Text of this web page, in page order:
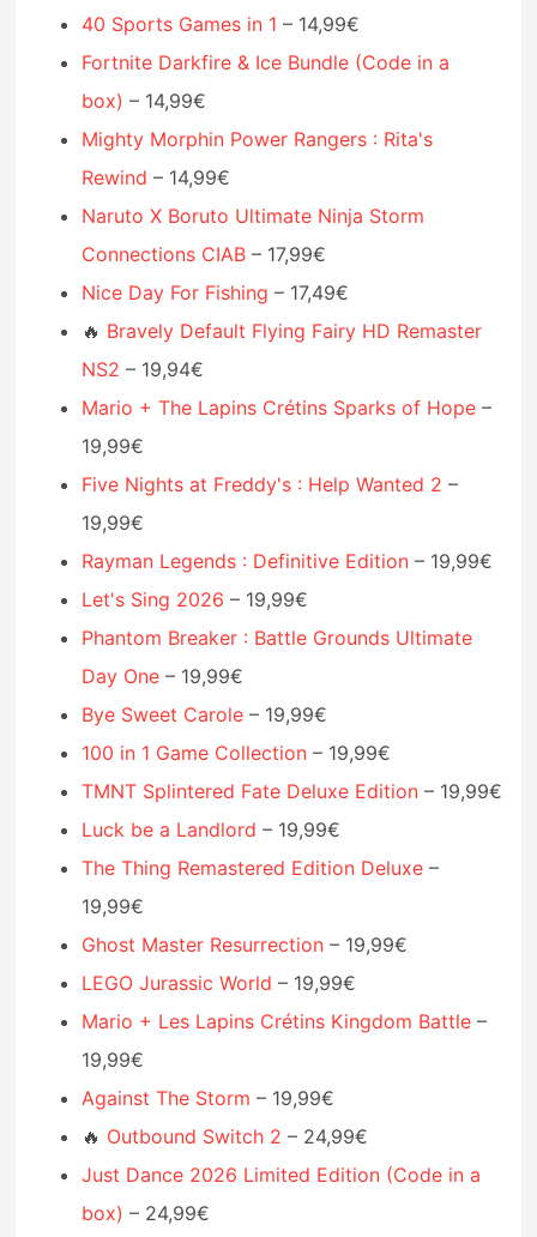
40 Sports Games in 1 – 14,99€
Fortnite Darkfire & Ice Bundle (Code in a
box) – 14,99€
Mighty Morphin Power Rangers : Rita's
Rewind – 14,99€
Naruto X Boruto Ultimate Ninja Storm
Connections CIAB – 17,99€
Nice Day For Fishing – 17,49€
🔥 Bravely Default Flying Fairy HD Remaster
NS2 – 19,94€
Mario + The Lapins Crétins Sparks of Hope –
19,99€
Five Nights at Freddy's : Help Wanted 2 –
19,99€
Rayman Legends : Definitive Edition – 19,99€
Let's Sing 2026 – 19,99€
Phantom Breaker : Battle Grounds Ultimate
Day One – 19,99€
Bye Sweet Carole – 19,99€
100 in 1 Game Collection – 19,99€
TMNT Splintered Fate Deluxe Edition – 19,99€
Luck be a Landlord – 19,99€
The Thing Remastered Edition Deluxe –
19,99€
Ghost Master Resurrection – 19,99€
LEGO Jurassic World – 19,99€
Mario + Les Lapins Crétins Kingdom Battle –
19,99€
Against The Storm – 19,99€
🔥 Outbound Switch 2 – 24,99€
Just Dance 2026 Limited Edition (Code in a
box) – 24,99€